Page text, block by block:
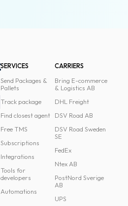
SERVICES
Send Packages &
Pallets
Track package
Find closest agent
Free TMS
Subscriptions
Integrations
Tools for
developers
Automations
CARRIERS
Bring E-commerce
& Logistics AB
DHL Freight
DSV Road AB
DSV Road Sweden
SE
FedEx
Ntex AB
PostNord Sverige
AB
UPS